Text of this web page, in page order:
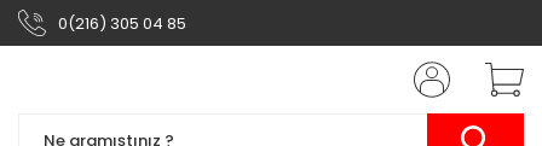
0(216) 305 04 85